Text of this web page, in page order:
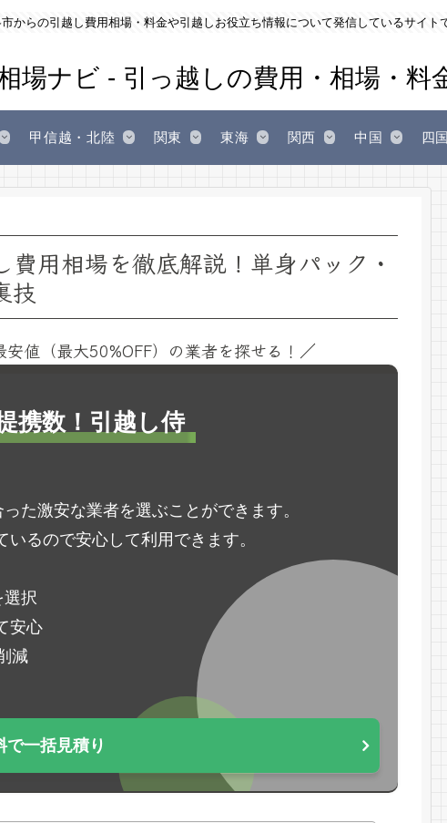
からの引越し費用相場・料金や引越しお役立ち情報について発信しているサイト
甲信越・北陸 関東 東海 関西 中国 四国
用相場を徹底解説！単身パック・
技
値（最大50%OFF）の業者を探せる！／
携数！引越し侍
た激安な業者を選ぶことができます。
るので安心して利用できます。
選択
安心
減
で一括見積り